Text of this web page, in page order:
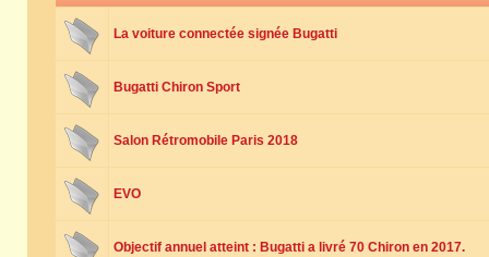
La voiture connectée signée Bugatti
Bugatti Chiron Sport
Salon Rétromobile Paris 2018
EVO
Objectif annuel atteint : Bugatti a livré 70 Chiron en 2017.